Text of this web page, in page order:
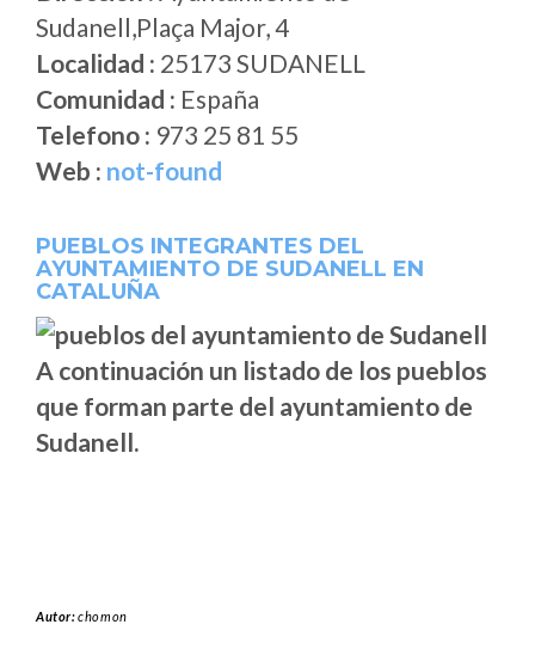
Sudanell,Plaça Major, 4
Localidad : 25173 SUDANELL
Comunidad : España
Telefono : 973 25 81 55
Web : not-found
PUEBLOS INTEGRANTES DEL
AYUNTAMIENTO DE SUDANELL EN
CATALUÑA
A continuación un listado de los pueblos
que forman parte del ayuntamiento de
Sudanell.
Autor:chomon